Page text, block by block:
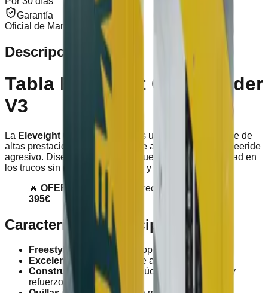
Garantía
Oficial de Marca
Descripción
Tabla Eleveight Commander
V3
La Eleveight Commander V3
es una tabla de freestyle de
altas prestaciones, perfectamente apta también para freeride
agresivo. Diseñada para riders que buscan explosividad en
los trucos sin renunciar al control y la velocidad.
🔥 OFERTA ESPECIAL
: Precio rebajado de
395€
Características principales
Freestyle puro
con gran pop y respuesta rápida
Excelente para freeride
de altas prestaciones
Construcción ligera con núcleo de Paulownia y
refuerzos de carbono